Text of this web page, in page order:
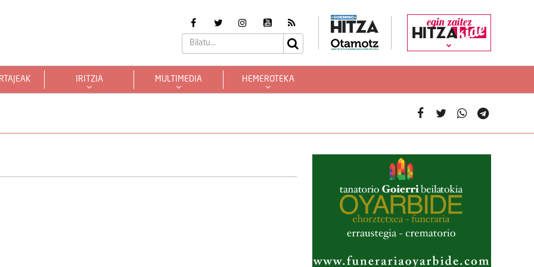
egin zaitez
IRITZIA MULTIMEDIA HEMEROTEKA